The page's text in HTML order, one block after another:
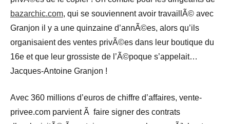
bazarchic.com, qui se souviennent avoir travaillÃ© avec
Granjon il y a une quinzaine d’annÃ©es, alors qu’ils
organisaient des ventes privÃ©es dans leur boutique du
16e et que leur grossiste de l’Ã©poque s’appelait…
Jacques-Antoine Granjon !
Avec 360 millions d’euros de chiffre d’affaires, vente-
privee.com parvient Ã faire signer des contrats